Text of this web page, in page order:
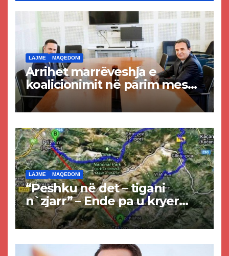
LAJME MAQEDONI
Arrihet marrëveshja e
koalicionimit në parim mes
Kurtit dhe Abdixhikut
LAJME MAQEDONI
“Peshku në det – tigani
n`zjarr” – Ende pa u kryer
projekti i tunelit, komuna e
Tetovës nis punimet për